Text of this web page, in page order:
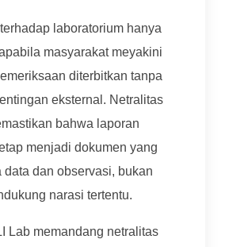
laboratorium hanya
masyarakat meyakini
diterbitkan tanpa
eksternal. Netralitas
bahwa laporan
menjadi dokumen yang
data dan observasi, bukan
narasi tertentu.
Lab memandang netralitas